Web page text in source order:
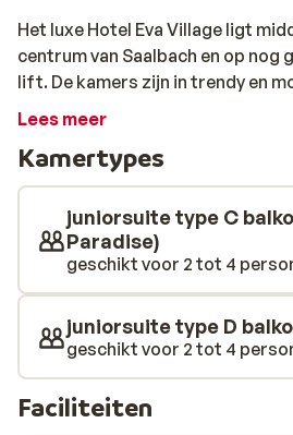
Het luxe Hotel Eva Village ligt
centrum van Saalbach en op nog
lift. De kamers zijn in trendy en
voorzien van tv en comfortabele
ontbijtbuffet, zodat je vol energie
beginnen. In de uitgebreide spa
vind je niet alleen een sauna en
ook een prachtig solarium en een
binnenzwembad. Ook zijn er ook
soorten massages en
boeken. Zin in een welverdiend
Village vind je een trendy lounge
gezellig drankje kunt genieten.
cocktails of een ander lekker
wijnliefhebber biedt Eva Village
Lees meer
Kamertypes
juniorsuite type C
Paradise)
geschikt voor 2 tot 4
juniorsuite type D
geschikt voor 2 tot 4
Faciliteiten